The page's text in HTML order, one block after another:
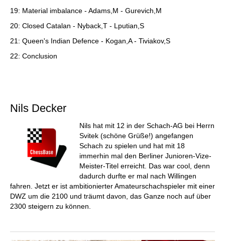
19: Material imbalance - Adams,M - Gurevich,M
20: Closed Catalan - Nyback,T - Lputian,S
21: Queen's Indian Defence - Kogan,A - Tiviakov,S
22: Conclusion
Nils Decker
Nils hat mit 12 in der Schach-AG bei Herrn
Svitek (schöne Grüße!) angefangen
Schach zu spielen und hat mit 18
immerhin mal den Berliner Junioren-Vize-
Meister-Titel erreicht. Das war cool, denn
dadurch durfte er mal nach Willingen
fahren. Jetzt er ist ambitionierter Amateurschachspieler mit einer
DWZ um die 2100 und träumt davon, das Ganze noch auf über
2300 steigern zu können.